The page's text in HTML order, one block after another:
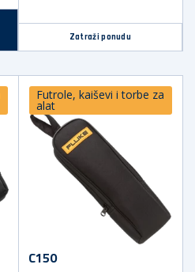
Zatraži ponudu
Futrole, kaiševi i torbe za
alat
C150